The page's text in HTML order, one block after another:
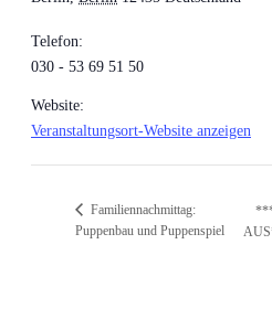
Telefon:
030 - 53 69 51 50
Website:
Veranstaltungsort-Website anzeigen
Familiennachmittag:
Puppenbau und Puppenspiel